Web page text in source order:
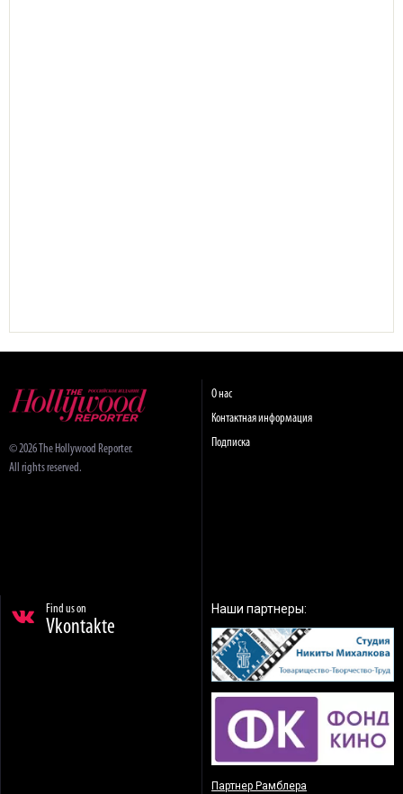
© 2026 The Hollywood Reporter.
All rights reserved.
О нас
Контактная информация
Подписка
Find us on
Vkontakte
Наши партнеры:
Партнер Рамблера